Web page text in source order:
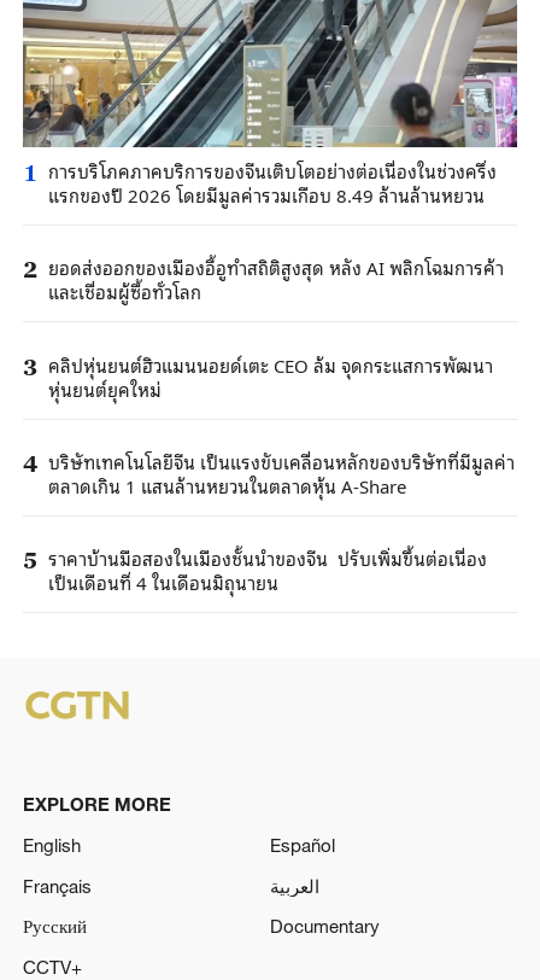
1 การบริโภคภาคบริการของจีนเติบโตอย่างต่อเนื่องในช่วงครึ่ง
แรกของปี 2026 โดยมีมูลค่ารวมเกือบ 8.49 ล้านล้านหยวน
2 ยอดส่งออกของเมืองอี้อูทำสถิติสูงสุด หลัง AI พลิกโฉมการค้า
และเชื่อมผู้ซื้อทั่วโลก
3 คลิปหุ่นยนต์ฮิวแมนนอยด์เตะ CEO ล้ม จุดกระแสการพัฒนา
หุ่นยนต์ยุคใหม่
4 บริษัทเทคโนโลยีจีน เป็นแรงขับเคลื่อนหลักของบริษัทที่มีมูลค่า
ตลาดเกิน 1 แสนล้านหยวนในตลาดหุ้น A-Share
5 ราคาบ้านมือสองในเมืองชั้นนำของจีน ปรับเพิ่มขึ้นต่อเนื่อง
เป็นเดือนที่ 4 ในเดือนมิถุนายน
EXPLORE MORE
English
Español
Français
العربية
Русский
Documentary
CCTV+